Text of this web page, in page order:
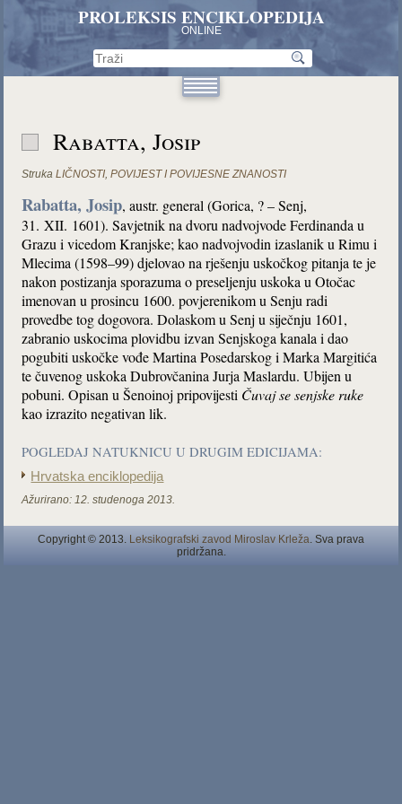
PROLEKSIS ENCIKLOPEDIJA
ONLINE
Rabatta, Josip
Struka LIČNOSTI,POVIJEST I POVIJESNE ZNANOSTI
Rabatta, Josip, austr. general (Gorica, ? – Senj,
31. XII. 1601). Savjetnik na dvoru nadvojvode Ferdinanda u
Grazu i vicedom Kranjske; kao nadvojvodin izaslanik u Rimu i
Mlecima (1598–99) djelovao na rješenju uskočkog pitanja te je
nakon postizanja sporazuma o preseljenju uskoka u Otočac
imenovan u prosincu 1600. povjerenikom u Senju radi
provedbe tog dogovora. Dolaskom u Senj u siječnju 1601,
zabranio uskocima plovidbu izvan Senjskoga kanala i dao
pogubiti uskočke vođe Martina Posedarskog i Marka Margitića
te čuvenog uskoka Dubrovčanina Jurja Maslardu. Ubijen u
pobuni. Opisan u Šenoinoj pripovijesti Čuvaj se senjske ruke
kao izrazito negativan lik.
POGLEDAJ NATUKNICU U DRUGIM EDICIJAMA:
Hrvatska enciklopedija
Ažurirano: 12. studenoga 2013.
Copyright © 2013. Leksikografski zavod Miroslav Krleža. Sva prava
pridržana.